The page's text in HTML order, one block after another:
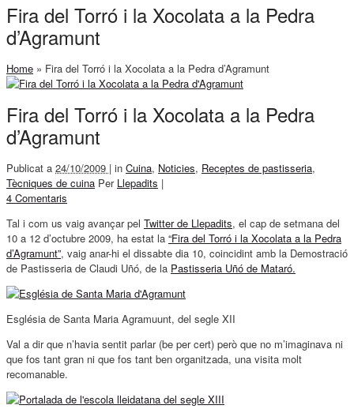
Fira del Torró i la Xocolata a la Pedra
d’Agramunt
Home » Fira del Torró i la Xocolata a la Pedra d’Agramunt
Fira del Torró i la Xocolata a la Pedra
d’Agramunt
Publicat a 24/10/2009 | in Cuina, Noticies, Receptes de pastisseria,
Tècniques de cuina Per Llepadits |
4 Comentaris
Tal i com us vaig avançar pel Twitter de Llepadits, el cap de setmana del
10 a 12 d’octubre 2009, ha estat la “Fira del Torró i la Xocolata a la Pedra
d’Agramunt”, vaig anar-hi el dissabte dia 10, coincidint amb la Demostració
de Pastisseria de Claudi Uñó, de la Pastisseria Uñó de Mataró.
Església de Santa Maria Agramuunt, del segle XII
Val a dir que n’havia sentit parlar (be per cert) però que no m’imaginava ni
que fos tant gran ni que fos tant ben organitzada, una visita molt
recomanable.